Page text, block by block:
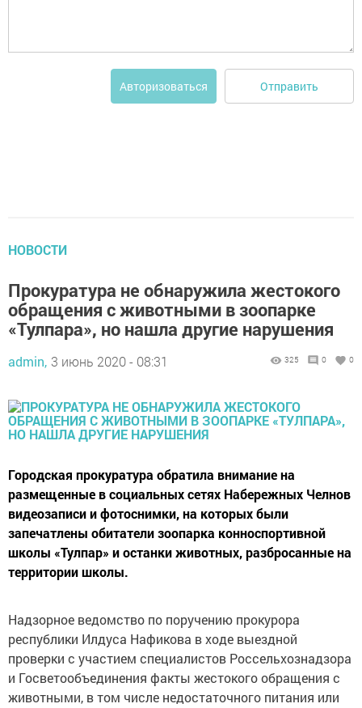
Авторизоваться Отправить
НОВОСТИ
Прокуратура не обнаружила жестокого
обращения с животными в зоопарке
«Тулпара», но нашла другие нарушения
admin, 3 июнь 2020 - 08:31 325 0 0
Городская прокуратура обратила внимание на
размещенные в социальных сетях Набережных Челнов
видеозаписи и фотоснимки, на которых были
запечатлены обитатели зоопарка конноспортивной
школы «Тулпар» и останки животных, разбросанные на
территории школы.
Надзорное ведомство по поручению прокурора
республики Илдуса Нафикова в ходе выездной
проверки с участием специалистов Россельхознадзора
и Госветообъединения факты жестокого обращения с
животными, в том числе недостаточного питания или